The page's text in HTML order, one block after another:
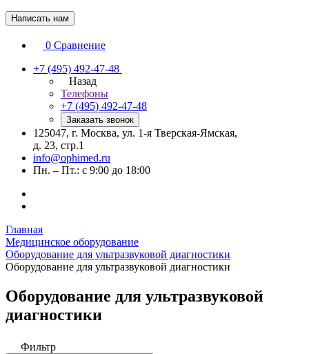
Написать нам
0 Сравнение
+7 (495) 492-47-48
Назад
Телефоны
+7 (495) 492-47-48
Заказать звонок
125047, г. Москва, ул. 1-я Тверская-Ямская,
д. 23, стр.1
info@ophimed.ru
Пн. – Пт.: с 9:00 до 18:00
Главная
Медицинское оборудование
Оборудование для ультразвуковой диагностики
Оборудование для ультразвуковой диагностики
Оборудование для ультразвуковой
диагностики
Фильтр